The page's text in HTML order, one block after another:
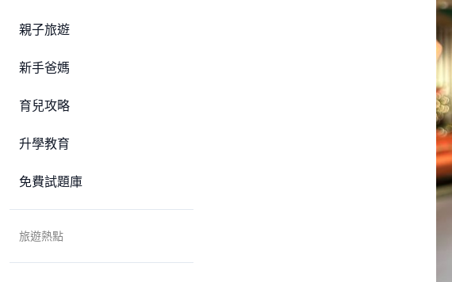
親子旅遊
新手爸媽
育兒攻略
升學教育
免費試題庫
旅遊熱點